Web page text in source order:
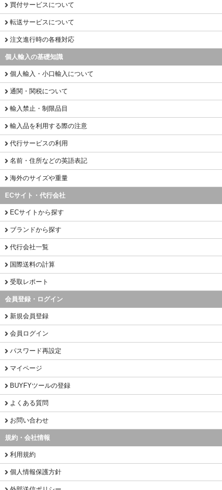
買付サービスについて
転送サービスについて
注文進行時の各種対応
個人輸入の基礎知識
個人輸入・小口輸入について
通関・関税について
輸入禁止・制限品目
輸入品を利用する際の注意
代行サービスの利用
名前・住所などの英語表記
海外のサイズや重量
ECサイト・代行会社
ECサイトから探す
ブランドから探す
代行会社一覧
国際送料の計算
受取レポート
会員登録・ログイン
新規会員登録
会員ログイン
パスワード再設定
マイページ
BUYFYツールの登録
よくある質問
お問い合わせ
規約・会社情報
利用規約
個人情報保護方針